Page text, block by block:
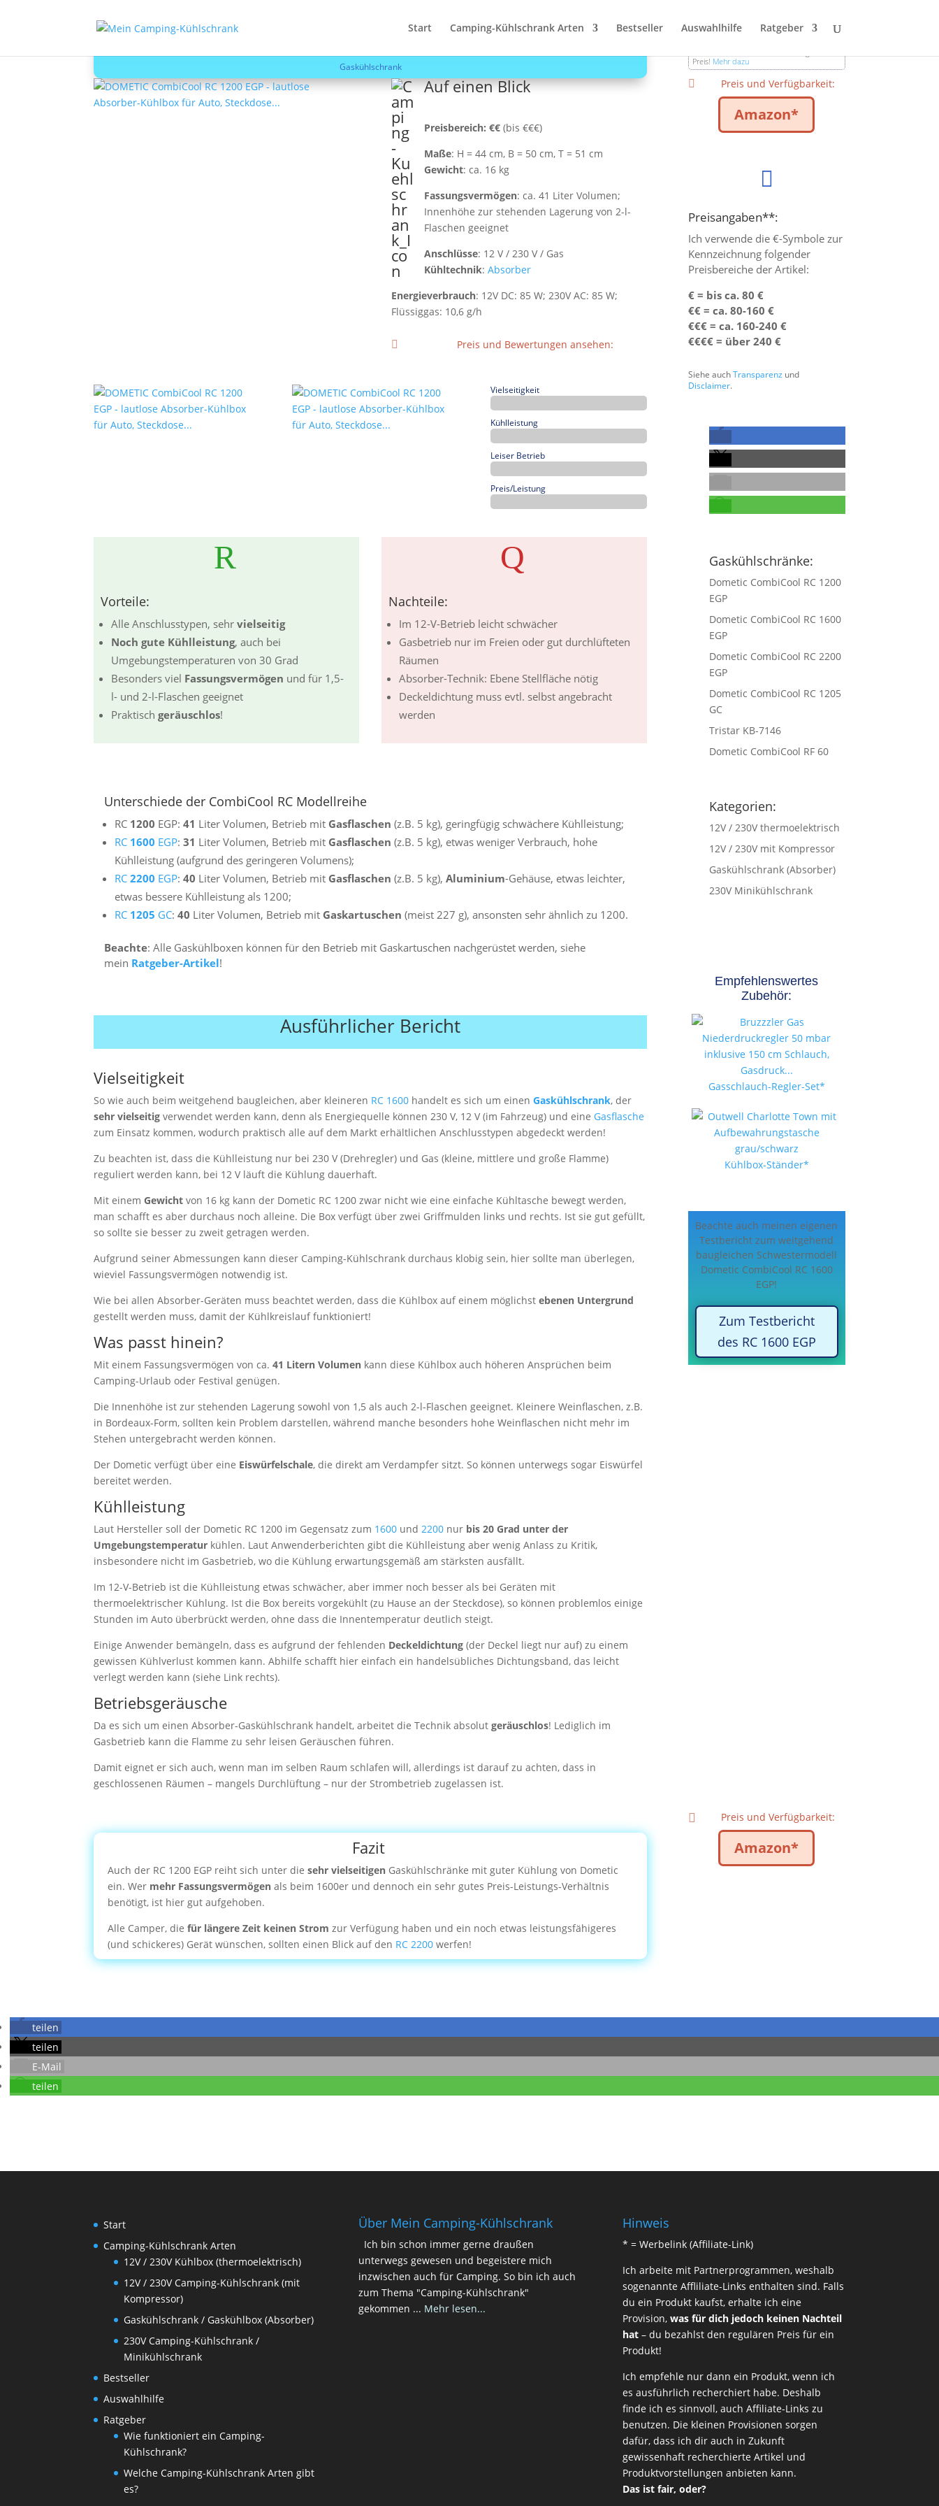
Start Camping-Kühlschrank Arten Bestseller Auswahlhilfe Ratgeber
Dometic CombiCool RC 1200 EGP
Gaskühlschrank
mit einem Stern * gekennzeichnet. Falls du
ein Produkt kaufst, erhalte ich eine
Preis! Mehr dazu
Auf einen Blick
Preisbereich: €€ (bis €€€)
Maße: H = 44 cm, B = 50 cm, T = 51 cm
Gewicht: ca. 16 kg
Fassungsvermögen: ca. 41 Liter Volumen;
Innenhöhe zur stehenden Lagerung von 2-l-
Flaschen geeignet
Anschlüsse: 12 V / 230 V / Gas
Kühltechnik: Absorber
Energieverbrauch: 12V DC: 85 W; 230V AC: 85 W;
Flüssiggas: 10,6 g/h
 Preis und Bewertungen ansehen:
Vielseitigkeit
Kühlleistung
Leiser Betrieb
Preis/Leistung
R
Vorteile:
Alle Anschlusstypen, sehrvielseitig
Noch gute Kühlleistung, auch bei
Umgebungstemperaturen von 30 Grad
Besonders viel Fassungsvermögen und für 1,5-
l- und 2-l-Flaschen geeignet
Praktischgeräuschlos!
Q
Nachteile:
Im 12-V-Betrieb leicht schwächer
Gasbetrieb nur im Freien oder gut durchlüfteten
Räumen
Absorber-Technik: Ebene Stellfläche nötig
Deckeldichtung muss evtl. selbst angebracht
werden
Unterschiede der CombiCool RC Modellreihe
RC 1200 EGP:41 Liter Volumen, Betrieb mit Gasflaschen (z.B. 5 kg), geringfügig schwächere Kühlleistung;
RC 1600 EGP:31 Liter Volumen, Betrieb mit Gasflaschen (z.B. 5 kg), etwas weniger Verbrauch, hohe
Kühlleistung (aufgrund des geringeren Volumens);
RC2200 EGP:40 Liter Volumen, Betrieb mit Gasflaschen (z.B. 5 kg),Aluminium-Gehäuse, etwas leichter,
etwas bessere Kühlleistung als 1200;
RC 1205 GC:40 Liter Volumen, Betrieb mit Gaskartuschen (meist 227 g), ansonsten sehr ähnlich zu 1200.
Beachte: Alle Gaskühlboxen können für den Betrieb mit Gaskartuschen nachgerüstet werden, siehe
mein Ratgeber-Artikel!
Ausführlicher Bericht
Vielseitigkeit
So wie auch beim weitgehend baugleichen, aber kleineren RC 1600 handelt es sich um einenGaskühlschrank, der
sehr vielseitig verwendet werden kann, denn als Energiequelle können 230 V, 12 V (im Fahrzeug) und eine Gasflasche
zum Einsatz kommen, wodurch praktisch alle auf dem Markt erhältlichen Anschlusstypen abgedeckt werden!
Zu beachten ist, dass die Kühlleistung nur bei 230 V (Drehregler) und Gas (kleine, mittlere und große Flamme)
reguliert werden kann, bei 12 V läuft die Kühlung dauerhaft.
Mit einemGewicht von 16 kg kann der Dometic RC 1200 zwar nicht wie eine einfache Kühltasche bewegt werden,
man schafft es aber durchaus noch alleine. Die Box verfügt über zwei Griffmulden links und rechts. Ist sie gut gefüllt,
so sollte sie besser zu zweit getragen werden.
Aufgrund seiner Abmessungen kann dieser Camping-Kühlschrank durchaus klobig sein, hier sollte man überlegen,
wieviel Fassungsvermögen notwendig ist.
Wie bei allen Absorber-Geräten muss beachtet werden, dass die Kühlbox auf einem möglichstebenen Untergrund
gestellt werden muss, damit der Kühlkreislauf funktioniert!
Was passt hinein?
Mit einem Fassungsvermögen von ca.41 Litern Volumen kann diese Kühlbox auch höheren Ansprüchen beim
Camping-Urlaub oder Festival genügen.
Die Innenhöhe ist zur stehenden Lagerung sowohl von 1,5 als auch 2-l-Flaschen geeignet. Kleinere Weinflaschen, z.B.
in Bordeaux-Form, sollten kein Problem darstellen, während manche besonders hohe Weinflaschen nicht mehr im
Stehen untergebracht werden können.
Der Dometic verfügt über eine Eiswürfelschale, die direkt am Verdampfer sitzt. So können unterwegs sogar Eiswürfel
bereitet werden.
Kühlleistung
Laut Hersteller soll der Dometic RC 1200 im Gegensatz zum 1600 und 2200 nur bis 20 Grad unter der
Umgebungstemperatur kühlen. Laut Anwenderberichten gibt die Kühlleistung aber wenig Anlass zu Kritik,
insbesondere nicht im Gasbetrieb, wo die Kühlung erwartungsgemäß am stärksten ausfällt.
Im 12-V-Betrieb ist die Kühlleistung etwas schwächer, aber immer noch besser als bei Geräten mit
thermoelektrischer Kühlung. Ist die Box bereits vorgekühlt (zu Hause an der Steckdose), so können problemlos einige
Stunden im Auto überbrückt werden, ohne dass die Innentemperatur deutlich steigt.
Einige Anwender bemängeln, dass es aufgrund der fehlenden Deckeldichtung (der Deckel liegt nur auf) zu einem
gewissen Kühlverlust kommen kann. Abhilfe schafft hier einfach ein handelsübliches Dichtungsband, das leicht
verlegt werden kann (siehe Link rechts).
Betriebsgeräusche
Da es sich um einen Absorber-Gaskühlschrank handelt, arbeitet die Technik absolutgeräuschlos! Lediglich im
Gasbetrieb kann die Flamme zu sehr leisen Geräuschen führen.
Damit eignet er sich auch, wenn man im selben Raum schlafen will, allerdings ist darauf zu achten, dass in
geschlossenen Räumen – mangels Durchlüftung – nur der Strombetrieb zugelassen ist.
 Preis und Verfügbarkeit:
Amazon*

Preisangaben**:
Ich verwende die €-Symbole zur
Kennzeichnung folgender
Preisbereiche der Artikel:
€ = bis ca. 80 €
€€ = ca. 80-160 €
€€€ = ca. 160-240 €
€€€€ = über 240 €
Siehe auchTransparenz und
Disclaimer.
Gaskühlschränke:
Dometic CombiCool RC 1200
EGP
Dometic CombiCool RC 1600
EGP
Dometic CombiCool RC 2200
EGP
Dometic CombiCool RC 1205
GC
Tristar KB-7146
Dometic CombiCool RF 60
Kategorien:
12V / 230V thermoelektrisch
12V / 230V mit Kompressor
Gaskühlschrank (Absorber)
230V Minikühlschrank
Empfehlenswertes
Zubehör:
Gasschlauch-Regler-Set*
Kühlbox-Ständer*
Beachte auch meinen eigenen
Testbericht zum weitgehend
baugleichen Schwestermodell
Dometic CombiCool RC 1600
EGP!
Zum Testbericht
des RC 1600 EGP
Fazit
Auch der RC 1200 EGP reiht sich unter diesehr vielseitigen Gaskühlschränke mit guter Kühlung von Dometic
ein. Wer mehr Fassungsvermögen als beim 1600er und dennoch ein sehr gutes Preis-Leistungs-Verhältnis
benötigt, ist hier gut aufgehoben.
Alle Camper, diefür längere Zeit keinen Strom zur Verfügung haben und ein noch etwas leistungsfähigeres
(und schickeres) Gerät wünschen, sollten einen Blick auf den RC 2200 werfen!
 Preis und Verfügbarkeit:
Amazon*
teilen
teilen
E-Mail
teilen
Start
Camping-Kühlschrank Arten
12V / 230V Kühlbox (thermoelektrisch)
12V / 230V Camping-Kühlschrank (mit
Kompressor)
Gaskühlschrank / Gaskühlbox (Absorber)
230V Camping-Kühlschrank /
Minikühlschrank
Bestseller
Auswahlhilfe
Ratgeber
Wie funktioniert ein Camping-
Kühlschrank?
Welche Camping-Kühlschrank Arten gibt
es?
Über Mein Camping-Kühlschrank
Ich bin schon immer gerne draußen
unterwegs gewesen und begeistere mich
inzwischen auch für Camping. So bin ich auch
zum Thema "Camping-Kühlschrank"
gekommen ... Mehr lesen...
Hinweis
* = Werbelink (Affiliate-Link)
Ich arbeite mit Partnerprogrammen, weshalb
sogenannte Affliliate-Links enthalten sind. Falls
du ein Produkt kaufst, erhalte ich eine
Provision, was für dich jedoch keinen Nachteil
hat– du bezahlst den regulären Preis für ein
Produkt!
Ich empfehle nur dann ein Produkt, wenn ich
es ausführlich recherchiert habe. Deshalb
finde ich es sinnvoll, auch Affiliate-Links zu
benutzen. Die kleinen Provisionen sorgen
dafür, dass ich dir auch in Zukunft
gewissenhaft recherchierte Artikel und
Produktvorstellungen anbieten kann.
Das ist fair, oder?